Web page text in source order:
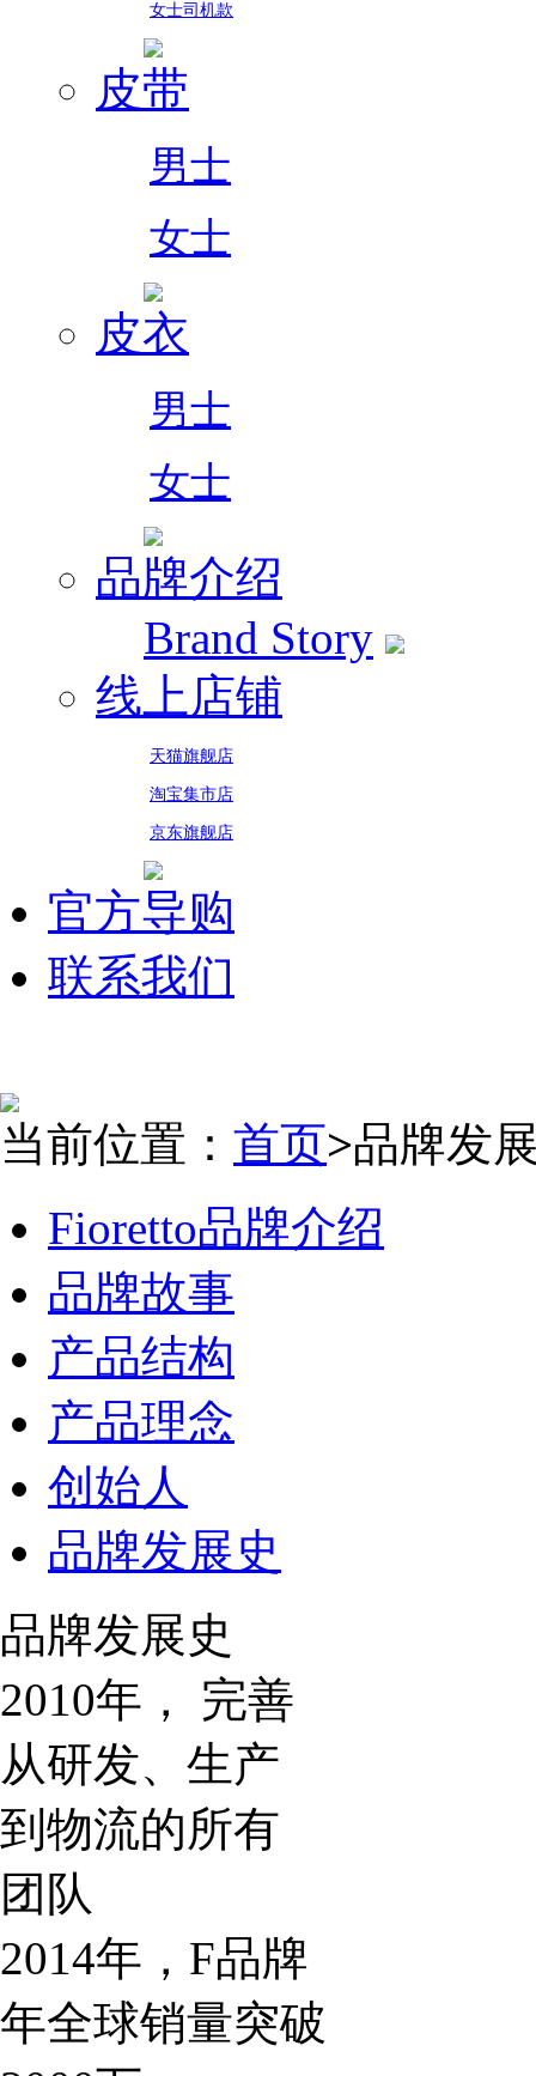
女士司机款
皮带
男士
女士
皮衣
男士
女士
品牌介绍
Brand Story
线上店铺
天猫旗舰店
淘宝集市店
京东旗舰店
官方导购
联系我们
当前位置： 首页>品牌发
Fioretto品牌介绍
品牌故事
产品结构
产品理念
创始人
品牌发展史
品牌发展史
2010年， 完善
从研发、生产
到物流的所有
团队
2014年，F品牌
年全球销量突破